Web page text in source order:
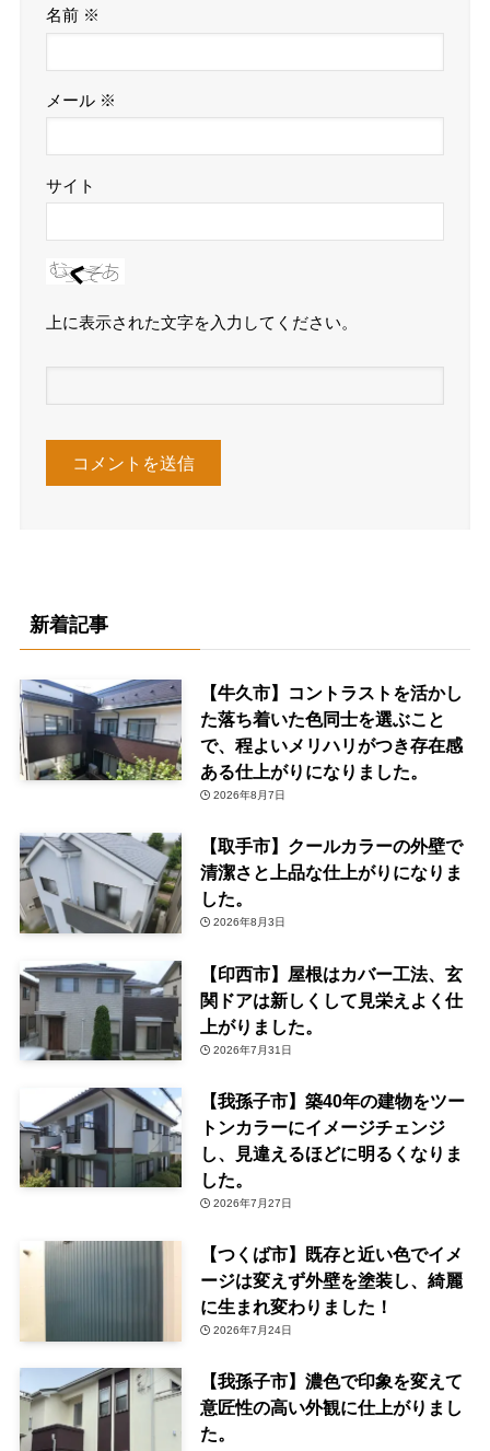
名前 ※
メール ※
サイト
上に表示された文字を入力してください。
新着記事
【牛久市】コントラストを活かし
た落ち着いた色同士を選ぶこと
で、程よいメリハリがつき存在感
ある仕上がりになりました。
2026年8月7日
【取手市】クールカラーの外壁で
清潔さと上品な仕上がりになりま
した。
2026年8月3日
【印西市】屋根はカバー工法、玄
関ドアは新しくして見栄えよく仕
上がりました。
2026年7月31日
【我孫子市】築40年の建物をツー
トンカラーにイメージチェンジ
し、見違えるほどに明るくなりま
した。
2026年7月27日
【つくば市】既存と近い色でイメ
ージは変えず外壁を塗装し、綺麗
に生まれ変わりました！
2026年7月24日
【我孫子市】濃色で印象を変えて
意匠性の高い外観に仕上がりまし
た。